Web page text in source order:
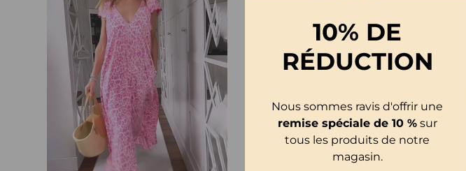
10% DE
RÉDUCTION
Nous sommes ravis d'offrir une
remise spéciale de 10 %sur
tous les produits de notre
magasin.